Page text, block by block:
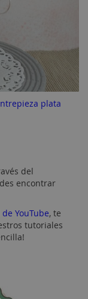
plata
del
encontrar
de YouTube, te
tutoriales